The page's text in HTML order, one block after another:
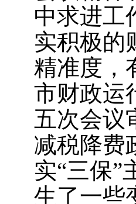
中求进工
实积极的
精准度，
市财政运
五次会议
减税降费
实“三保”
生了一些